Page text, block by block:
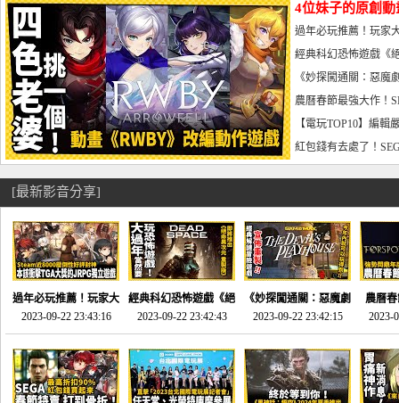
4位妹子的原創
曝光_電玩宅速配
過年必玩推薦！玩家
宅速配20230126
經典科幻恐怖遊戲《
懼體驗-電玩宅速配
《妙探闖通關：惡
到!!-電玩宅速配
農曆春節最強大作！
電玩宅速配20230123
【電玩TOP10】編
了，封面圖直接雷你
紅包錢有去處了！
宅速配20230119
[最新影音分享]
過年必玩推薦！玩家大
推的JRPG神作《神之
天平》介紹！-電玩宅
速配20230126
2023-09-22 23:43:16
經典科幻恐怖遊戲《絕
命異次元 重製版》重
回「石村號」的恐懼體
驗-電玩宅速配
20230125
2023-09-22 23:42:43
《妙探闖通關：惡魔劇
場》將推出「重製
版」!!!今年就能玩到!!-
電玩宅速配20230124
2023-09-22 23:42:15
農曆
SE社
動作角
電玩宅
2023-